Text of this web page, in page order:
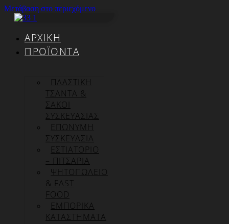
Μετάβαση στο περιεχόμενο
ΑΡΧΙΚΉ
ΠΡΟΪΌΝΤΑ
ΠΛΑΣΤΙΚΗ
ΤΣΑΝΤΑ &
ΣΑΚΟΙ
ΣΥΣΚΕΥΑΣΙΑΣ
ΕΠΏΝΥΜΗ
ΣΥΣΚΕΥΑΣΊΑ
ΕΣΤΙΑΤΟΡΙΟ
– ΠΙΤΣΑΡΙΑ
ΨΗΤΟΠΩΛΕΙΟ
& FAST
FOOD
ΕΜΠΟΡΙΚΑ
ΚΑΤΑΣΤΗΜΑΤΑ